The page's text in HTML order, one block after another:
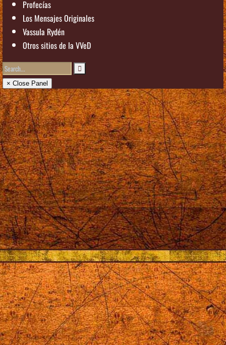
Profecías
Los Mensajes Originales
Vassula Rydén
Otros sitios de la VVeD
× Close Panel